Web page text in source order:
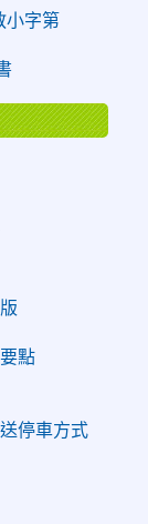
小字第
點
停車方式